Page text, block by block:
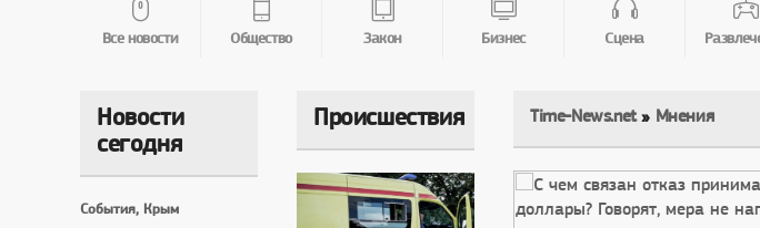
Все новости Общество Закон Бизнес Сцена
Новости
сегодня
События, Крым
Происшествия Time-News.net» Мнения